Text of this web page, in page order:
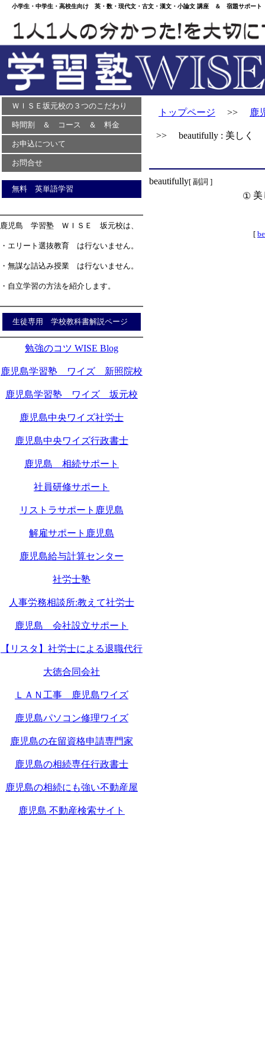
小学生・中学生・高校生向け 英・数・現代文・古文・漢文・小論文 講座 ＆ 宿題サポー
ＷＩＳＥ坂元校の３つのこだわり
時間割 ＆ コース ＆ 料金
お申込について
お問合せ
無料 英単語学習
鹿児島 学習塾 ＷＩＳＥ 坂元校は、
・エリート選抜教育 は行ないません。
・無謀な詰込み授業 は行ないません。
・自立学習の方法を紹介します。
生徒専用 学校教科書解説ページ
勉強のコツ WISE Blog
鹿児島学習塾 ワイズ 新照院校
鹿児島学習塾 ワイズ 坂元校
鹿児島中央ワイズ社労士
鹿児島中央ワイズ行政書士
鹿児島 相続サポート
社員研修サポート
リストラサポート鹿児島
解雇サポート鹿児島
鹿児島給与計算センター
社労士塾
人事労務相談所:教えて社労士
鹿児島 会社設立サポート
【リスタ】社労士による退職代行
大徳合同会社
ＬＡＮ工事 鹿児島ワイズ
鹿児島パソコン修理ワイズ
鹿児島の在留資格申請専門家
鹿児島の相続専任行政書士
鹿児島の相続にも強い不動産屋
鹿児島 不動産検索サイト
トップページ >> 鹿
>> beautifully : 美しく
beautifully[ 副詞 ]
① 美
[